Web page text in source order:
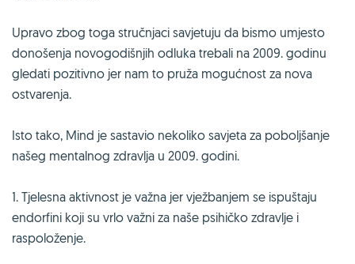
Upravo zbog toga stručnjaci savjetuju da bismo umjesto
donošenja novogodišnjih odluka trebali na 2009. godinu
gledati pozitivno jer nam to pruža mogućnost za nova
ostvarenja.
Isto tako, Mind je sastavio nekoliko savjeta za poboljšanje
našeg mentalnog zdravlja u 2009. godini.
1. Tjelesna aktivnost je važna jer vježbanjem se ispuštaju
endorfini koji su vrlo važni za naše psihičko zdravlje i
raspoloženje.